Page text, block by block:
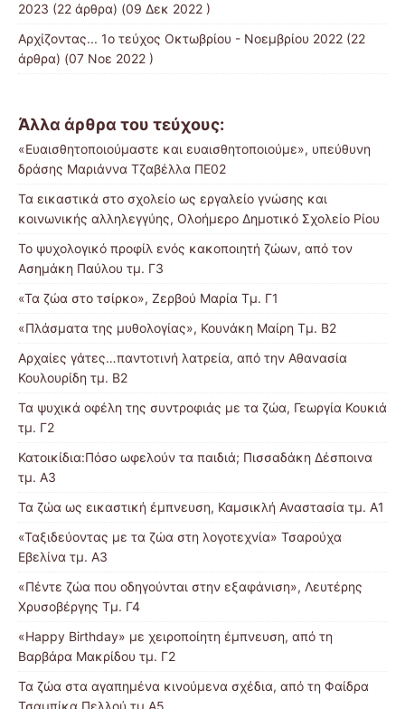
2023 (22 άρθρα) (09 Δεκ 2022 )
Αρχίζοντας... 1ο τεύχος Οκτωβρίου - Νοεμβρίου 2022 (22
άρθρα) (07 Νοε 2022 )
Άλλα άρθρα του τεύχους:
«Ευαισθητοποιούμαστε και ευαισθητοποιούμε», υπεύθυνη
δράσης Μαριάννα Τζαβέλλα ΠΕ02
Τα εικαστικά στο σχολείο ως εργαλείο γνώσης και
κοινωνικής αλληλεγγύης, Ολοήμερο Δημοτικό Σχολείο Ρίου
Το ψυχολογικό προφίλ ενός κακοποιητή ζώων, από τον
Ασημάκη Παύλου τμ. Γ3
«Τα ζώα στο τσίρκο», Ζερβού Μαρία Τμ. Γ1
«Πλάσματα της μυθολογίας», Κουνάκη Μαίρη Τμ. Β2
Αρχαίες γάτες…παντοτινή λατρεία, από την Αθανασία
Κουλουρίδη τμ. Β2
Τα ψυχικά οφέλη της συντροφιάς με τα ζώα, Γεωργία Κουκιά
τμ. Γ2
Κατοικίδια:Πόσο ωφελούν τα παιδιά; Πισσαδάκη Δέσποινα
τμ. Α3
Τα ζώα ως εικαστική έμπνευση, Καμσικλή Αναστασία τμ. Α1
«Ταξιδεύοντας με τα ζώα στη λογοτεχνία» Τσαρούχα
Εβελίνα τμ. Α3
«Πέντε ζώα που οδηγούνται στην εξαφάνιση», Λευτέρης
Χρυσοβέργης Τμ. Γ4
«Happy Birthday» με χειροποίητη έμπνευση, από τη
Βαρβάρα Μακρίδου τμ. Γ2
Τα ζώα στα αγαπημένα κινούμενα σχέδια, από τη Φαίδρα
Τσαμπίκα Πελλού τμ Α5